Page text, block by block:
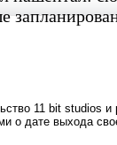
11 bit studios и
о дате выхода